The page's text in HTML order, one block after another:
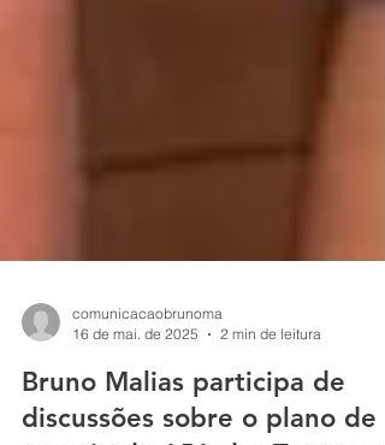
16 de mai. de 2025
2 min de leitura
Bruno Malias participa de